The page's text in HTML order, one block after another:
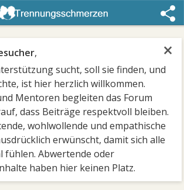
×
,
sucht, soll sie finden, und
ist hier herzlich willkommen.
Mentoren begleiten das Forum
dass Beiträge respektvoll bleiben.
wohlwollende und empathische
erwünscht, damit sich alle
fühlen. Abwertende oder
haben hier keinen Platz.